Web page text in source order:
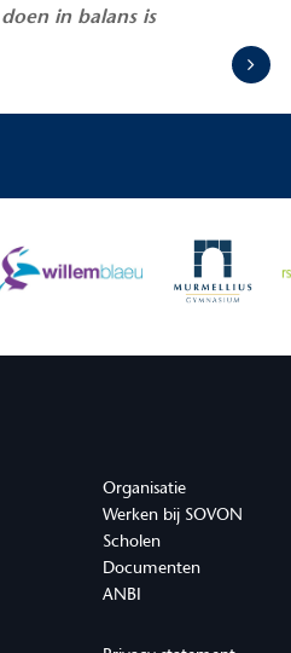
doen in balans is
Organisatie
Werken bij SOVON
Scholen
Documenten
ANBI